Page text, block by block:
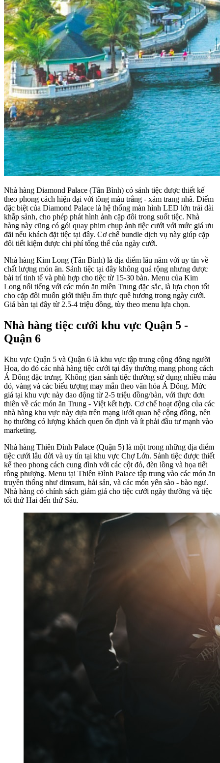
Nhà hàng Diamond Palace (Tân Bình) có sảnh tiệc được thiết kế
theo phong cách hiện đại với tông màu trắng - xám trang nhã. Điểm
đặc biệt của Diamond Palace là hệ thống màn hình LED lớn trải dài
khắp sảnh, cho phép phát hình ảnh cặp đôi trong suốt tiệc. Nhà
hàng này cũng có gói quay phim chụp ảnh tiệc cưới với mức giá ưu
đãi nếu khách đặt tiệc tại đây. Cơ chế bundle dịch vụ này giúp cặp
đôi tiết kiệm được chi phí tổng thể của ngày cưới.
Nhà hàng Kim Long (Tân Bình) là địa điểm lâu năm với uy tín về
chất lượng món ăn. Sảnh tiệc tại đây không quá rộng nhưng được
bài trí tinh tế và phù hợp cho tiệc từ 15-30 bàn. Menu của Kim
Long nổi tiếng với các món ăn miền Trung đặc sắc, là lựa chọn tốt
cho cặp đôi muốn giới thiệu ẩm thực quê hương trong ngày cưới.
Giá bàn tại đây từ 2.5-4 triệu đồng, tùy theo menu lựa chọn.
Nhà hàng tiệc cưới khu vực Quận 5 -
Quận 6
Khu vực Quận 5 và Quận 6 là khu vực tập trung cộng đồng người
Hoa, do đó các nhà hàng tiệc cưới tại đây thường mang phong cách
Á Đông đặc trưng. Không gian sảnh tiệc thường sử dụng nhiều màu
đỏ, vàng và các biểu tượng may mắn theo văn hóa Á Đông. Mức
giá tại khu vực này dao động từ 2-5 triệu đồng/bàn, với thực đơn
thiên về các món ăn Trung - Việt kết hợp. Cơ chế hoạt động của các
nhà hàng khu vực này dựa trên mạng lưới quan hệ cộng đồng, nên
họ thường có lượng khách quen ổn định và ít phải đầu tư mạnh vào
marketing.
Nhà hàng Thiên Đình Palace (Quận 5) là một trong những địa điểm
tiệc cưới lâu đời và uy tín tại khu vực Chợ Lớn. Sảnh tiệc được thiết
kế theo phong cách cung đình với các cột đỏ, đèn lồng và họa tiết
rồng phượng. Menu tại Thiên Đình Palace tập trung vào các món ăn
truyền thống như dimsum, hải sản, và các món yến sào - bào ngư.
Nhà hàng có chính sách giảm giá cho tiệc cưới ngày thường và tiệc
tối thứ Hai đến thứ Sáu.